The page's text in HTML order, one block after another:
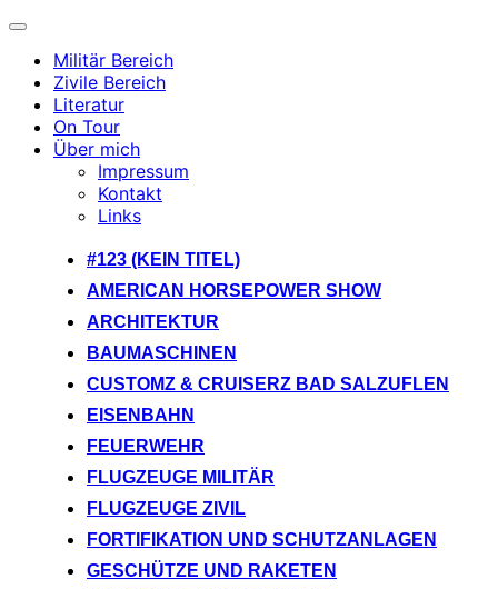
Navigation
umschalten
Militär Bereich
Zivile Bereich
Literatur
On Tour
Über mich
Impressum
Kontakt
Links
springen
#123 (KEIN TITEL)
AMERICAN HORSEPOWER SHOW
ARCHITEKTUR
BAUMASCHINEN
CUSTOMZ & CRUISERZ BAD SALZUFLEN
EISENBAHN
FEUERWEHR
FLUGZEUGE MILITÄR
FLUGZEUGE ZIVIL
FORTIFIKATION UND SCHUTZANLAGEN
GESCHÜTZE UND RAKETEN